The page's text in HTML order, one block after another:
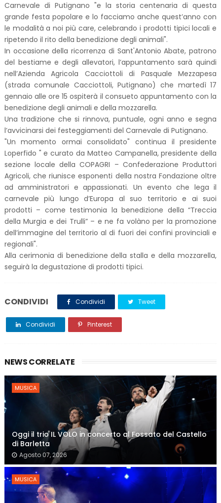
Carnevale di Putignano "e la storia centenaria di questa
grande festa popolare e lo facciamo anche quest’anno con
le modalità a noi più care, celebrando i prodotti tipici locali e
ripetendo il rito della benedizione degli animali".
In occasione della ricorrenza di Sant'Antonio Abate, patrono
del bestiame e degli allevatori, l’appuntamento sarà quindi
nell’Azienda Agricola Cacciottoli di Pasquale Mezzapesa
(strada comunale Cacciottoli, Putignano) che martedì 17
gennaio alle ore 15 ospiterà il consueto appuntamento con la
benedizione degli animali e della mozzarella.
Una tradizione che si rinnova, puntuale, ogni anno e segna
l’avvicinarsi dei festeggiamenti del Carnevale di Putignano.
"Un momento ormai consolidato" continua il presidente
Loperfido " e curato da Matteo Campanella, presidente della
sezione locale della COPAGRI – Confederazione Produttori
Agricoli, che riunisce esponenti della nostra Fondazione oltre
ad amministratori e appassionati. Un evento che lega il
carnevale più lungo d’Europa al suo territorio e ai suoi
prodotti ­– come testimonia la benedizione della “Treccia
della Murgia e dei Trulli” – e ne fa volàno per la promozione
dell’immagine del territorio al di fuori dei confini provinciali e
regionali".
Alla cerimonia di benedizione della stalla e della mozzarella,
seguirà la degustazione di prodotti tipici.
CONDIVIDI Condividi Tweet
Condividi Pinterest
NEWS CORRELATE
MUSICA
Oggi il trio IL VOLO in concerto al Fossato del Castello
di Barletta
Agosto 07, 2026
MUSICA